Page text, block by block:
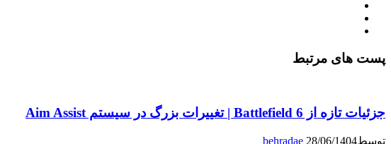
پست های مرتبط
جزئیات تازه از Battlefield 6 | تغییرات بزرگ در سیستم Aim Assist
توسط behradae 28/06/1404